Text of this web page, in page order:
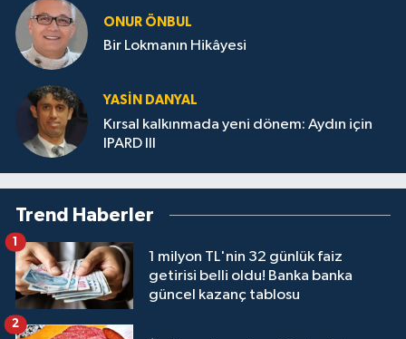
ONUR ÖNBUL
Bir Lokmanın Hikâyesi
YASIN DANYAL
Kırsal kalkınmada yeni dönem: Aydın için
IPARD III
Trend Haberler
1 milyon TL'nin 32 günlük faiz
getirisi belli oldu! Banka banka
güncel kazanç tablosu
1
2